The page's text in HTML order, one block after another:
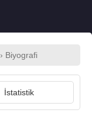
› Biyografi
İstatistik